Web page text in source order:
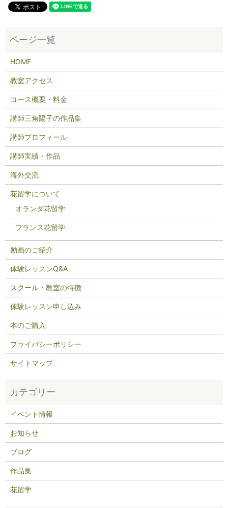
HOME
教室アクセス
コース概要・料金
講師三角陽子の作品集
講師プロフィール
講師実績・作品
海外交流
花留学について
オランダ花留学
フランス花留学
動画のご紹介
体験レッスンQ&A
スクール・教室の特徴
体験レッスン申し込み
本のご購入
プライバシーポリシー
サイトマップ
イベント情報
お知らせ
ブログ
作品集
花留学